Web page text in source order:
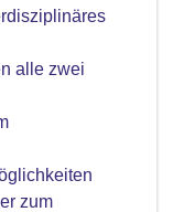
alle zwei
zum